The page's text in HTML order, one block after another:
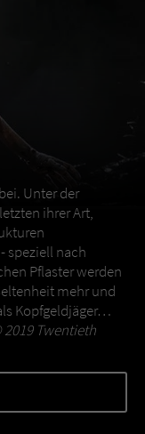
Unter der
ihrer Art,
speziell nach
Pflaster werden
mehr und
Kopfgeldjäger…
Twentieth